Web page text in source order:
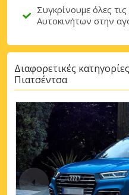
Συγκρίνουμε όλες
Αυτοκινήτων στην
Διαφορετικές
Πιατσέντσα